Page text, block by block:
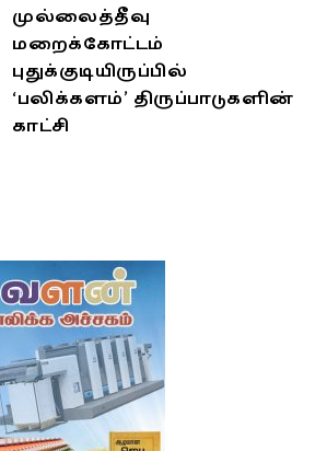
முல்லைத்தீவு
மறைக்கோட்டம்
புதுக்குடியிருப்பில்
‘பலிக்களம்’ திருப்பாடுகளின்
காட்சி